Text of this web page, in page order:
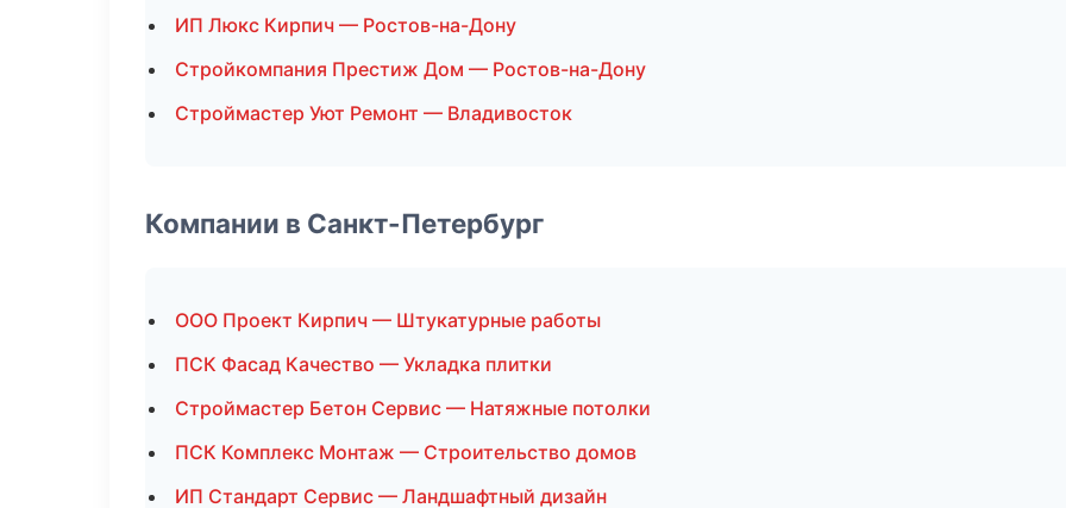
ИП Люкс Кирпич — Ростов-на-Дону
Стройкомпания Престиж Дом — Ростов-на-Дону
Строймастер Уют Ремонт — Владивосток
Компании в Санкт-Петербург
ООО Проект Кирпич — Штукатурные работы
ПСК Фасад Качество — Укладка плитки
Строймастер Бетон Сервис — Натяжные потолки
ПСК Комплекс Монтаж — Строительство домов
ИП Стандарт Сервис — Ландшафтный дизайн